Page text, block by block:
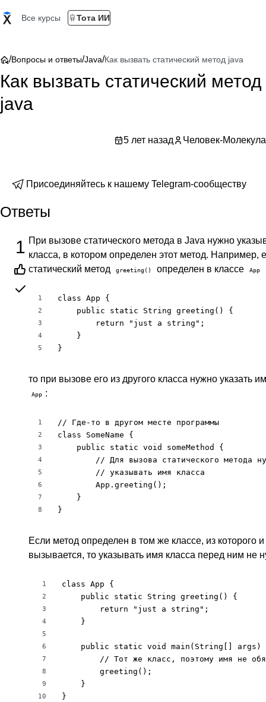
Все курсы Тота ИИ
/Вопросы и ответы/Java/Как вызвать статический метод java
Как вызвать статический метод
java
5 лет назад Человек-Молекула
Присоединяйтесь к нашему Telegram-сообществу
Ответы
1 При вызове статического метода в Java нужно
класса, в котором определен этот метод. Например,
статический метод
greeting() определен в классе App
1
2
3
4
5
class App {
    public static String greeting() {
        return "just a string";
    }
}
то при вызове его из другого класса нужно указать
App :
1
2
3
4
5
6
7
8
// Где-то в другом месте программы
class SomeName {
    public static void someMethod {
// Для вызова статического метода
        // указывать имя класса
        App.greeting();
    }
}
Если метод определен в том же классе, из которого и
вызывается, то указывать имя класса перед ним не
1
2
3
4
5
6
7
8
9
10
class App {
    public static String greeting() {
        return "just a string";
    }
public static void main(String[] args)
// Тот же класс, поэтому имя не
        greeting();
    }
}